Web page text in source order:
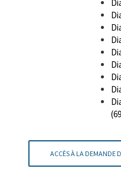
ACCÈS À LA DEMANDE